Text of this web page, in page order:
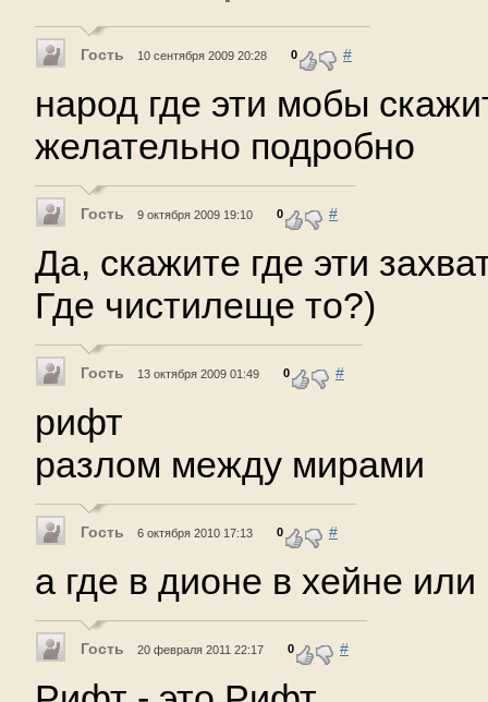
Гость 10 сентября 2009 20:28 0 #
народ где эти мобы
желательно подробно
Гость 9 октября 2009 19:10 0 #
Да, скажите где эти
Где чистилеще то?)
Гость 13 октября 2009 01:49 0 #
рифт
разлом между мирами
Гость 6 октября 2010 17:13 0 #
а где в дионе в хейне
Гость 20 февраля 2011 22:17 0 #